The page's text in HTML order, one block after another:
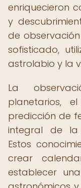
enriquecieron
y
de
sofisticado,
astrolabio y la
La
planetarios,
predicción de
integral de la
Estos
crear
establecer